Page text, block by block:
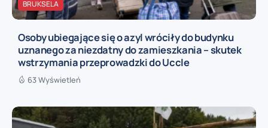
BRUKSELA
Osoby ubiegające się o azyl wróciły do budynku
uznanego za niezdatny do zamieszkania – skutek
wstrzymania przeprowadzki do Uccle
63 Wyświetleń